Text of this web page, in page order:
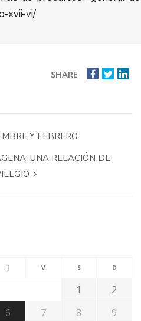
xvii-vi/
SHARE
Y FEBRERO
UNA RELACIÓN DE
J V S D
1
2
6 7 8
9